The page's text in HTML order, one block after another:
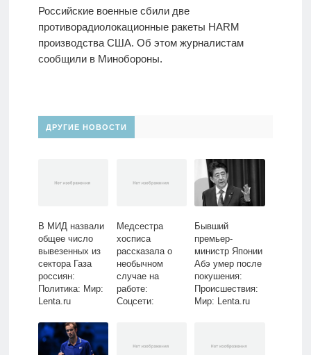
Российские военные сбили две
противорадиолокационные ракеты HARM
производства США. Об этом журналистам
сообщили в Минобороны.
ДРУГИЕ НОВОСТИ
В МИД назвали
общее число
вывезенных из
сектора Газа
россиян:
Политика: Мир:
Lenta.ru
Медсестра
хосписа
рассказала о
необычном
случае на
работе:
Coцсети:
Бывший
премьер-
министр Японии
Абэ умер после
покушения:
Происшествия:
Мир: Lenta.ru